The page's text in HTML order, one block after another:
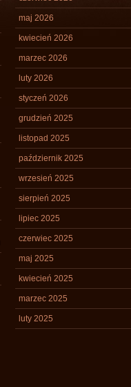
maj 2026
kwiecień 2026
marzec 2026
luty 2026
styczeń 2026
grudzień 2025
listopad 2025
październik 2025
wrzesień 2025
sierpień 2025
lipiec 2025
czerwiec 2025
maj 2025
kwiecień 2025
marzec 2025
luty 2025